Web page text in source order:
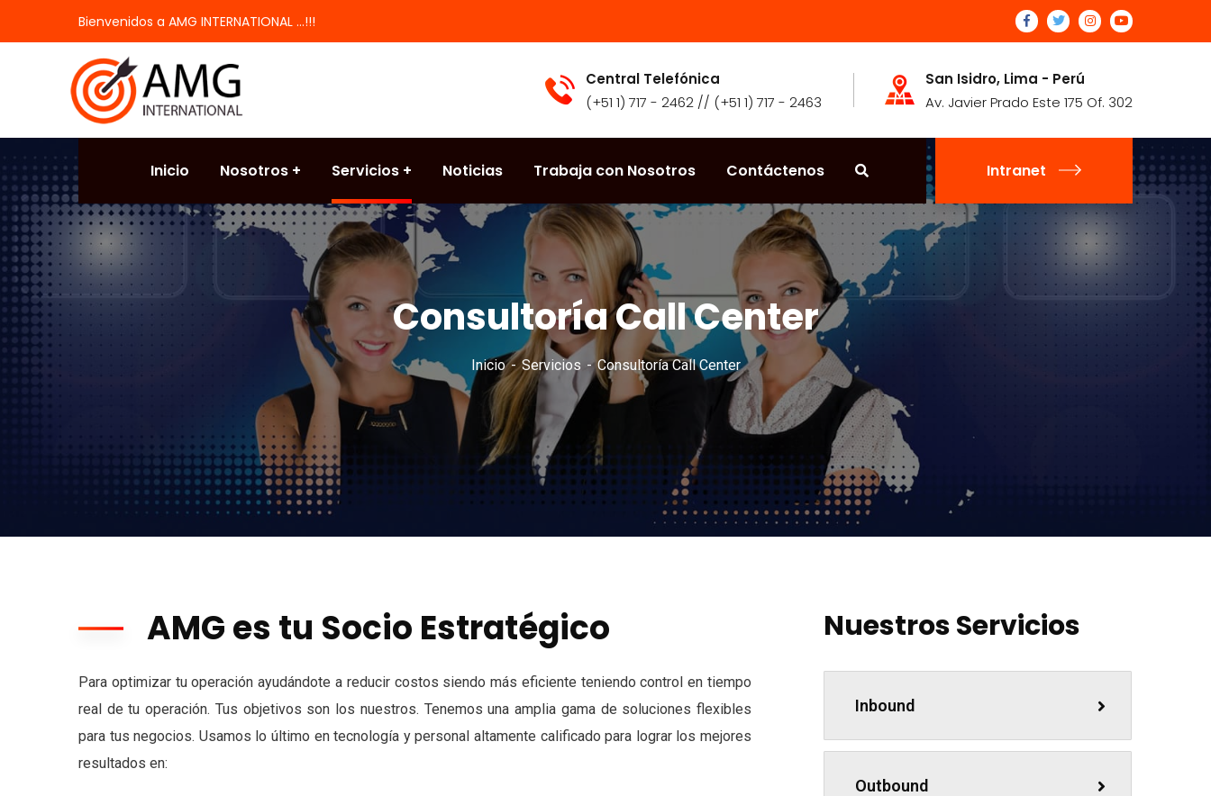
Bienvenidos a AMG INTERNATIONAL ...!!!
Central Telefónica
(+51 1) 717 - 2462 // (+51 1) 717 - 2463
San Isidro, Lima - Perú
Av. Javier Prado Este 175 Of. 302
Inicio Nosotros Servicios Noticias Trabaja con Nosotros Contáctenos Intranet
Consultoría Call Center
Inicio Servicios Consultoría Call Center
AMG es tu Socio Estratégico
Para optimizar tu operación ayudándote a reducir costos siendo más eficiente teniendo control en tiempo
real de tu operación. Tus objetivos son los nuestros. Tenemos una amplia gama de soluciones flexibles
para tus negocios. Usamos lo último en tecnología y personal altamente calificado para lograr los mejores
resultados en:
Nuestros Servicios
Inbound
Outbound